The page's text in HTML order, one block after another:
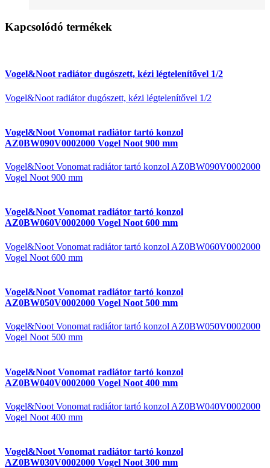
Kapcsolódó termékek
Vogel&Noot radiátor dugószett, kézi légtelenítővel 1/2
Vogel&Noot radiátor dugószett, kézi légtelenítővel 1/2
Vogel&Noot Vonomat radiátor tartó konzol
AZ0BW090V0002000 Vogel Noot 900 mm
Vogel&Noot Vonomat radiátor tartó konzol AZ0BW090V0002000
Vogel Noot 900 mm
Vogel&Noot Vonomat radiátor tartó konzol
AZ0BW060V0002000 Vogel Noot 600 mm
Vogel&Noot Vonomat radiátor tartó konzol AZ0BW060V0002000
Vogel Noot 600 mm
Vogel&Noot Vonomat radiátor tartó konzol
AZ0BW050V0002000 Vogel Noot 500 mm
Vogel&Noot Vonomat radiátor tartó konzol AZ0BW050V0002000
Vogel Noot 500 mm
Vogel&Noot Vonomat radiátor tartó konzol
AZ0BW040V0002000 Vogel Noot 400 mm
Vogel&Noot Vonomat radiátor tartó konzol AZ0BW040V0002000
Vogel Noot 400 mm
Vogel&Noot Vonomat radiátor tartó konzol
AZ0BW030V0002000 Vogel Noot 300 mm